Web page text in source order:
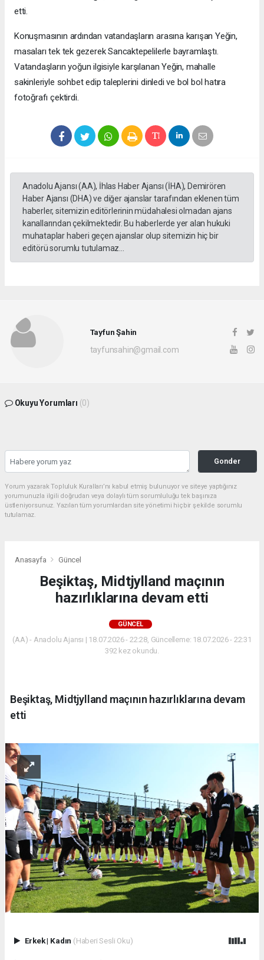
etti.
Konuşmasının ardından vatandaşların arasına karışan Yeğin,
masaları tek tek gezerek Sancaktepelilerle bayramlaştı.
Vatandaşların yoğun ilgisiyle karşılanan Yeğin, mahalle
sakinleriyle sohbet edip taleplerini dinledi ve bol bol hatıra
fotoğrafı çektirdi.
Anadolu Ajansı (AA), İhlas Haber Ajansı (İHA), Demirören
Haber Ajansı (DHA) ve diğer ajanslar tarafından eklenen tüm
haberler, sitemizin editörlerinin müdahalesi olmadan ajans
kanallarından çekilmektedir. Bu haberlerde yer alan hukuki
muhataplar haberi geçen ajanslar olup sitemizin hiç bir
editörü sorumlu tutulamaz...
Tayfun Şahin
tayfunsahin@gmail.com
Okuyu Yorumları (0)
Gonder
Yorum yazarak Topluluk Kuralları’nı kabul etmiş bulunuyor ve siteye yaptığınız
yorumunuzla ilgili doğrudan veya dolaylı tüm sorumluluğu tek başınıza
üstleniyorsunuz. Yazılan tüm yorumlardan site yönetimi hiçbir şekilde sorumlu
tutulamaz.
Anasayfa Güncel
Beşiktaş, Midtjylland maçının
hazırlıklarına devam etti
GÜNCEL
(AA) - Anadolu Ajansı | 18.07.2026 - 22:28, Güncelleme: 18.07.2026 - 22:31
392 kez okundu.
Beşiktaş, Midtjylland maçının hazırlıklarına devam
etti
Erkek| Kadın (Haberi Sesli Oku)